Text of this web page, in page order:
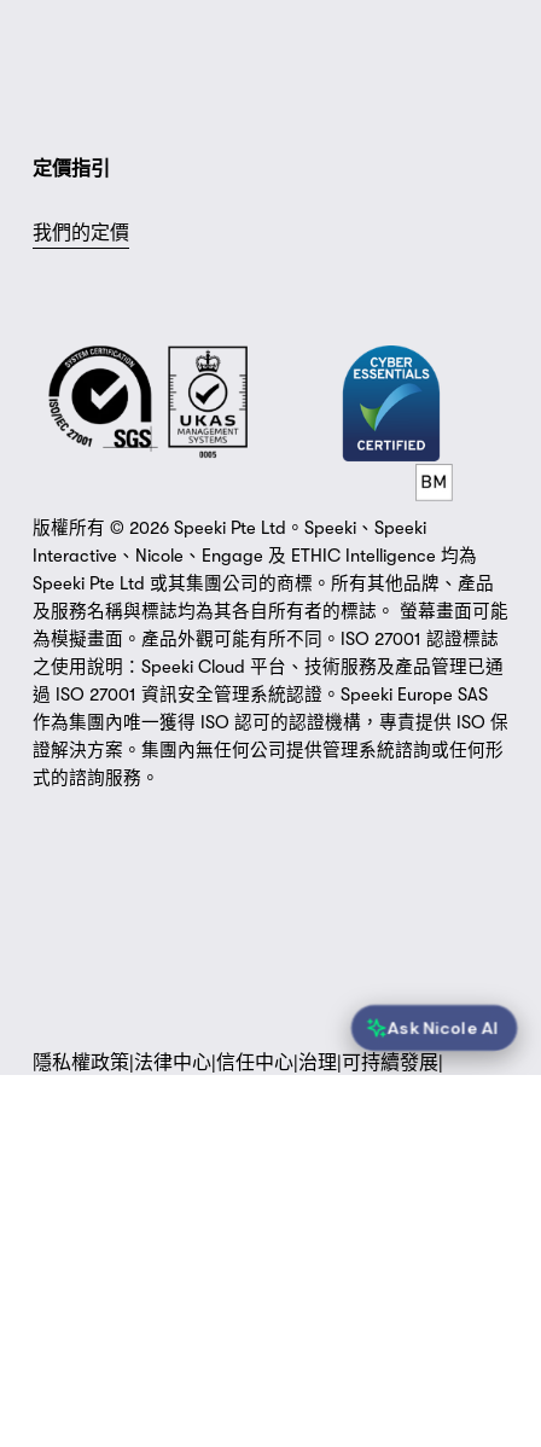
我們的定價
定價指引
版權所有 © 2026 Speeki Pte Ltd。Speeki、Speeki
Interactive、Nicole、Engage 及 ETHIC Intelligence 均為
Speeki Pte Ltd 或其集團公司的商標。所有其他品牌、產品
及服務名稱與標誌均為其各自所有者的標誌。 螢幕畫面可能
為模擬畫面。產品外觀可能有所不同。ISO 27001 認證標誌
之使用說明：Speeki Cloud 平台、技術服務及產品管理已通
過 ISO 27001 資訊安全管理系統認證。Speeki Europe SAS
作為集團內唯一獲得 ISO 認可的認證機構，專責提供 ISO 保
證解決方案。集團內無任何公司提供管理系統諮詢或任何形
式的諮詢服務。
隱私權政策 法律中心| 信任中心| 治理 可持續發展|
Ask Nicole AI